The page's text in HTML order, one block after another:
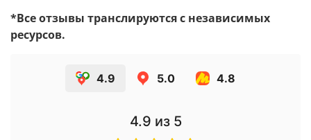
*Все отзывы транслируются с независимых
ресурсов.
4.9 5.0 4.8
4.9 из 5